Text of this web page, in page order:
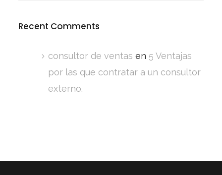
Recent Comments
consultor de ventas en 5 Ventajas
por las que contratar a un consultor
externo.